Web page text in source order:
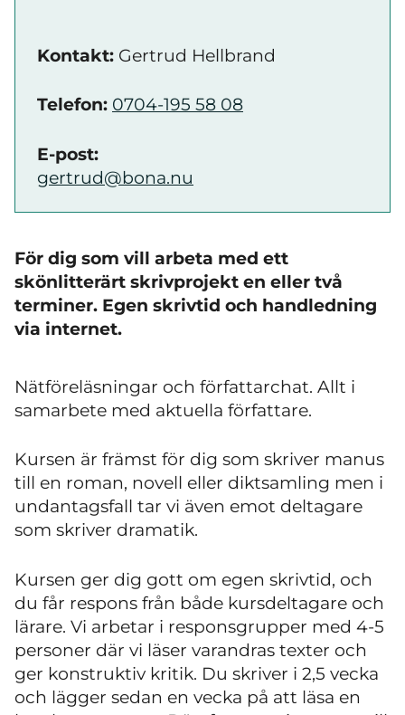
Kontakt: Gertrud Hellbrand
Telefon: 0704-195 58 08
E-post:
gertrud@bona.nu
För dig som vill arbeta med ett
skönlitterärt skrivprojekt en eller två
terminer. Egen skrivtid och handledning
via internet.
Nätföreläsningar och författarchat. Allt i
samarbete med aktuella författare.
Kursen är främst för dig som skriver manus
till en roman, novell eller diktsamling men i
undantagsfall tar vi även emot deltagare
som skriver dramatik.
Kursen ger dig gott om egen skrivtid, och
du får respons från både kursdeltagare och
lärare. Vi arbetar i responsgrupper med 4-5
personer där vi läser varandras texter och
ger konstruktiv kritik. Du skriver i 2,5 vecka
och lägger sedan en vecka på att läsa en